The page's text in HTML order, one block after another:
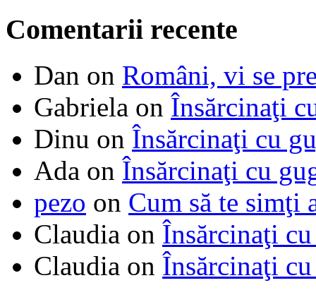
Comentarii recente
Dan on Români, vi se
Gabriela on Însărcinaţi
Dinu on Însărcinaţi cu
Ada on Însărcinaţi cu
pezo on Cum să te simţi
Claudia on Însărcinaţi
Claudia on Însărcinaţi